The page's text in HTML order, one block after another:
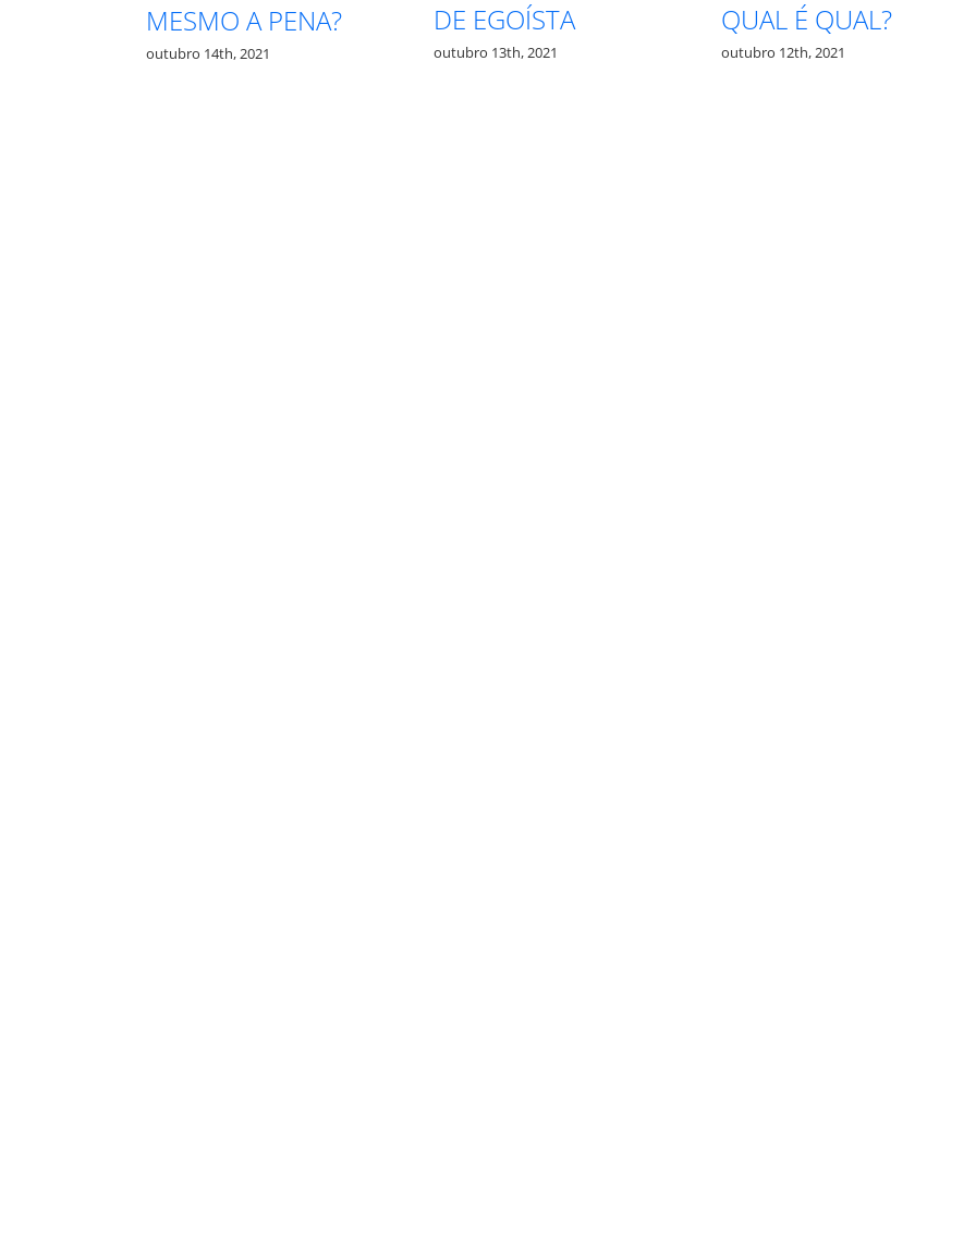
MESMO A PENA?
outubro 14th, 2021
DE EGOÍSTA
outubro 13th, 2021
QUAL É QUAL?
outubro 12th, 2021